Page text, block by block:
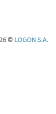
©LOGON S.A.